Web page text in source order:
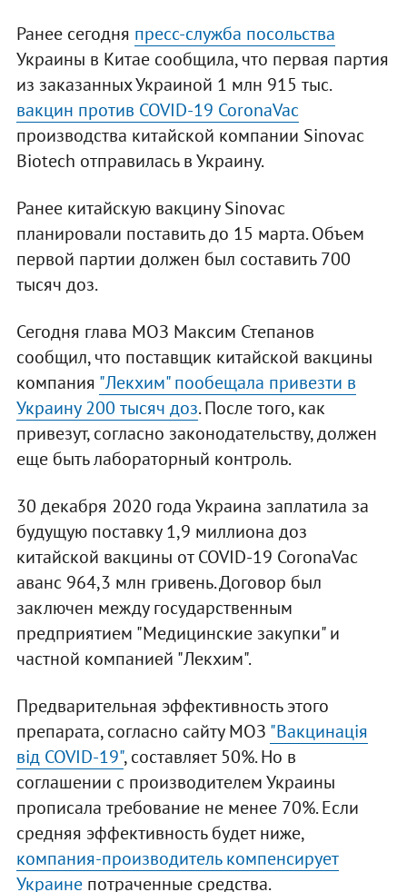
Ранее сегодня пресс-служба посольства
Украины в Китае сообщила, что первая партия
из заказанных Украиной 1 млн 915 тыс.
вакцин против COVID-19 CoronaVac
производства китайской компании Sinovac
Biotech отправилась в Украину.
Ранее китайскую вакцину Sinovac
планировали поставить до 15 марта. Объем
первой партии должен был составить 700
тысяч доз.
Сегодня глава МОЗ Максим Степанов
сообщил, что поставщик китайской вакцины
компания "Лекхим" пообещала привезти в
Украину 200 тысяч доз. После того, как
привезут, согласно законодательству, должен
еще быть лабораторный контроль.
30 декабря 2020 года Украина заплатила за
будущую поставку 1,9 миллиона доз
китайской вакцины от COVID-19 CoronaVac
аванс 964,3 млн гривень. Договор был
заключен между государственным
предприятием "Медицинские закупки" и
частной компанией "Лекхим".
Предварительная эффективность этого
препарата, согласно сайту МОЗ "Вакцинація
від COVID-19", составляет 50%. Но в
соглашении с производителем Украины
прописала требование не менее 70%. Если
средняя эффективность будет ниже,
компания-производитель компенсирует
Украинепотраченные средства.